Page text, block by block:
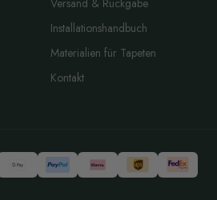
Versand & Rückgabe
Installationshandbuch
Materialien für Tapeten
Kontakt